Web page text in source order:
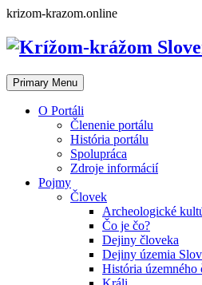
Skip
content
krizom-krazom.online
Primary Menu
O Portáli
Členenie portálu
História portálu
Spolupráca
Zdroje informácií
Pojmy
Človek
Archeologické
Čo je čo?
Dejiny človeka
Dejiny územia
História územného